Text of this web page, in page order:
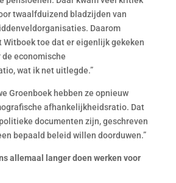
twaalfduizend bladzijden van
Daarom
Witboek toe dat er eigenlijk gekeken
economische
wat ik net uitlegde.”
Groenboek hebben ze opnieuw
afhankelijkheidsratio. Dat
documenten zijn, geschreven
bepaald beleid willen doorduwen.”
allemaal langer doen werken voor